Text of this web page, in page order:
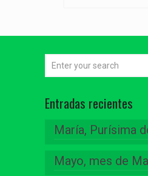
Entradas recientes
María, Purísima
Mayo, mes de